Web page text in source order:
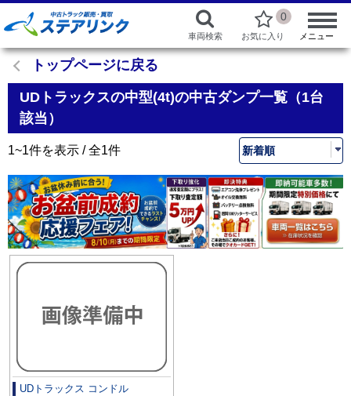
車両検索
0
お気に入り メニュー
トップページに戻る
UDトラックスの中型(4t)の中古ダンプ一覧（1台
該当）
1~1件を表示 / 全1件
UDトラックス コンドル